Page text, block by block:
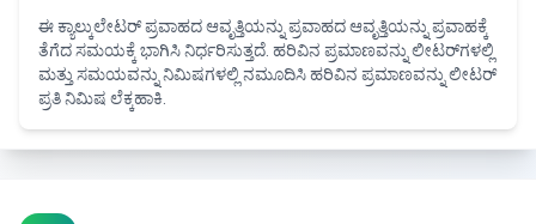
ಈ ಕ್ಯಾಲ್ಕುಲೇಟರ್ ಪ್ರವಾಹದ ಆವೃತ್ತಿಯನ್ನು ಪ್ರವಾಹದ ಆವೃತ್ತಿಯನ್ನು ಪ್ರವಾಹಕ್ಕೆ
ತೆಗೆದ ಸಮಯಕ್ಕೆ ಭಾಗಿಸಿ ನಿರ್ಧರಿಸುತ್ತದೆ. ಹರಿವಿನ ಪ್ರಮಾಣವನ್ನು ಲೀಟರ್‌ಗಳಲ್ಲಿ
ಮತ್ತು ಸಮಯವನ್ನು ನಿಮಿಷಗಳಲ್ಲಿ ನಮೂದಿಸಿ ಹರಿವಿನ ಪ್ರಮಾಣವನ್ನು ಲೀಟರ್
ಪ್ರತಿ ನಿಮಿಷ ಲೆಕ್ಕಹಾಕಿ.